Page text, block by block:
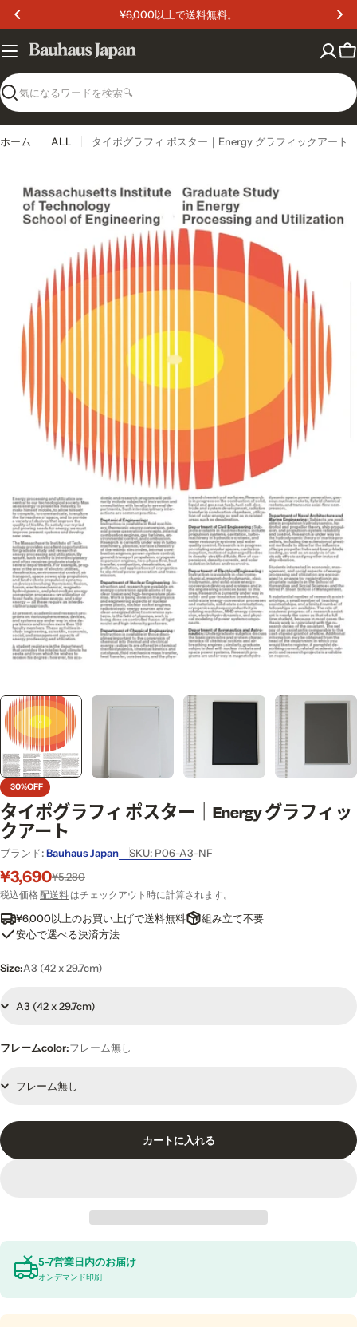
ン
へ
ス
プ
¥6,000以上で送料無料。
検
カ
ー
ト
ホーム ALL タイポグラフィ ポスター｜Energy グラフィックアート
ディア 11 をモーダルで開く
30%OFF
タイポグラフィ ポスター｜Energy グラフィッ
クアート
ブランド:Bauhaus Japan SKU: P06-A3-NF
セ
ー
ル
価
¥3,690
通
常
価
格
¥5,280
税込価格 配送料 はチェックアウト時に計算されます。
¥6,000以上のお買い上げで送料無料
組み立て不要
安心で選べる決済方法
Size:A3 (42 x 29.7cm)
フレームcolor:フレーム無し
カートに入れる
5-7営業日内のお届け
オンデマンド印刷